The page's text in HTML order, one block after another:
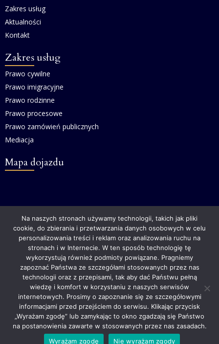
Zakres usług
Aktualności
Kontakt
Zakres usług
Prawo cywilne
Prawo imigracyjne
Prawo rodzinne
Prawo procesowe
Prawo zamówień publicznych
Mediacja
Mapa dojazdu
Na naszych stronach używamy technologii, takich jak pliki
cookie, do zbierania i przetwarzania danych osobowych w celu
personalizowania treści i reklam oraz analizowania ruchu na
stronach i w Internecie. W ten sposób technologię tę
wykorzystują również podmioty powiązane. Pragniemy
zapoznać Państwa ze szczegółami stosowanych przez nas
technologii oraz z przepisami, tak aby dać Państwu pełną
wiedzę i komfort w korzystaniu z naszych serwisów
internetowych. Prosimy o zapoznanie się ze szczegółowymi
informacjami przed przejściem do serwisu. Klikając przycisk
„Wyrażam zgodę” lub zamykając to okno zgadzają się Państwo
na postanowienia zawarte w stosowanych przez nas zasadach.
Wyrażam zgodę
Nie wyrażam zgody